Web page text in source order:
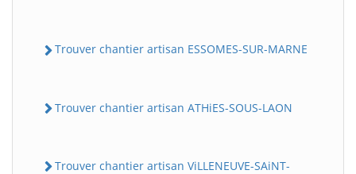
Trouver chantier artisan ESSOMES-SUR-MARNE
Trouver chantier artisan ATHiES-SOUS-LAON
Trouver chantier artisan ViLLENEUVE-SAiNT-